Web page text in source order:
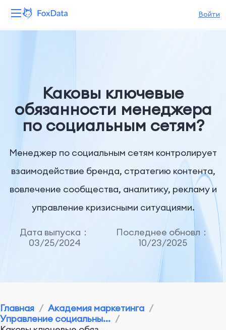
Войти
Ресурсы
Цены
Компания
Каковы ключевые
обязанности менеджера
по социальным сетям?
Менеджер по социальным сетям контролирует
взаимодействие бренда, стратегию контента,
вовлечение сообщества, аналитику, рекламу и
управление кризисными ситуациями.
Дата выпуска：
03/25/2024
Последнее обновл：
10/23/2025
Главная / Академия маркетинга /
Управление социальны... /